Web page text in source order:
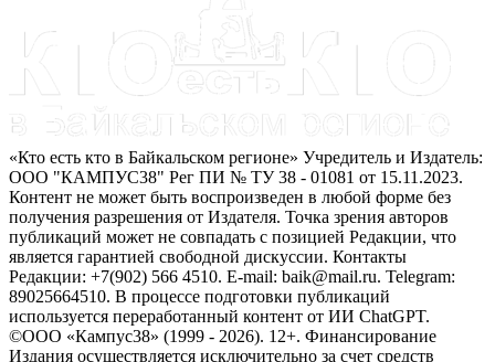
«Кто есть кто в Байкальском регионе» Учредитель и Издатель:
ООО "КАМПУС38" Рег ПИ № ТУ 38 - 01081 от 15.11.2023.
Контент не может быть воспроизведен в любой форме без
получения разрешения от Издателя. Точка зрения авторов
публикаций может не совпадать с позицией Редакции, что
является гарантией свободной дискуссии. Контакты
Редакции: +7(902) 566 4510. E-mail: baik@mail.ru. Telegram:
89025664510. В процессе подготовки публикаций
используется переработанный контент от ИИ ChatGPT.
©ООО «Кампус38» (1999 - 2026). 12+. Финансирование
Издания осуществляется исключительно за счет средств